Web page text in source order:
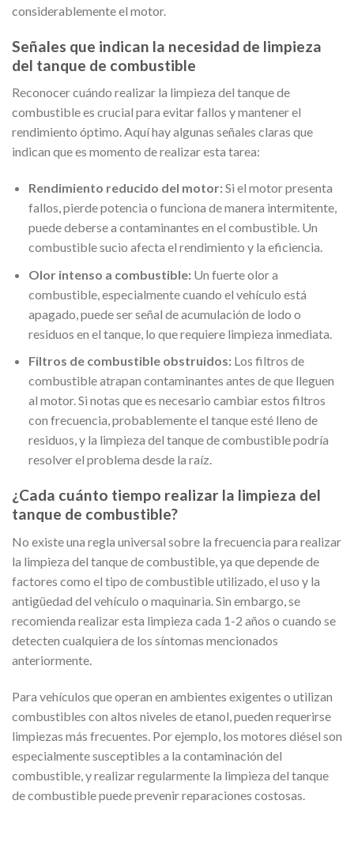
considerablemente el motor.
Señales que indican la necesidad de limpieza
del tanque de combustible
Reconocer cuándo realizar la limpieza del tanque de
combustible es crucial para evitar fallos y mantener el
rendimiento óptimo. Aquí hay algunas señales claras que
indican que es momento de realizar esta tarea:
Rendimiento reducido del motor:Si el motor presenta
fallos, pierde potencia o funciona de manera intermitente,
puede deberse a contaminantes en el combustible. Un
combustible sucio afecta el rendimiento y la eficiencia.
Olor intenso a combustible:Un fuerte olor a
combustible, especialmente cuando el vehículo está
apagado, puede ser señal de acumulación de lodo o
residuos en el tanque, lo que requiere limpieza inmediata.
Filtros de combustible obstruidos:Los filtros de
combustible atrapan contaminantes antes de que lleguen
al motor. Si notas que es necesario cambiar estos filtros
con frecuencia, probablemente el tanque esté lleno de
residuos, y la limpieza del tanque de combustible podría
resolver el problema desde la raíz.
¿Cada cuánto tiempo realizar la limpieza del
tanque de combustible?
No existe una regla universal sobre la frecuencia para realizar
la limpieza del tanque de combustible, ya que depende de
factores como el tipo de combustible utilizado, el uso y la
antigüedad del vehículo o maquinaria. Sin embargo, se
recomienda realizar esta limpieza cada 1-2 años o cuando se
detecten cualquiera de los síntomas mencionados
anteriormente.
Para vehículos que operan en ambientes exigentes o utilizan
combustibles con altos niveles de etanol, pueden requerirse
limpiezas más frecuentes. Por ejemplo, los motores diésel son
especialmente susceptibles a la contaminación del
combustible, y realizar regularmente la limpieza del tanque
de combustible puede prevenir reparaciones costosas.